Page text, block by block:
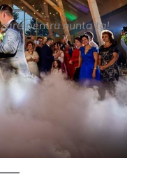
pentru nunta ta!